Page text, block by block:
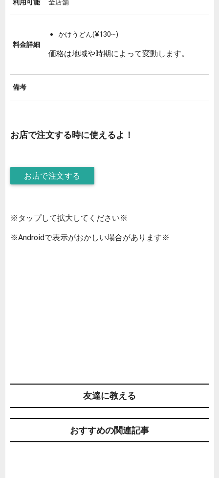
利用可能 全店舗
料金詳細
かけうどん(¥130~)
価格は地域や時期によって変動します。
備考
お店で注文する時に使えるよ！
お店で注文する
※タップして拡大してください※
※Androidで表示がおかしい場合があります※
友達に教える
おすすめの関連記事